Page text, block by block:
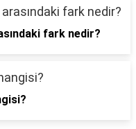
fark nedir?